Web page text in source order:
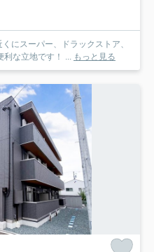
な立地です！ ...
もっと見る